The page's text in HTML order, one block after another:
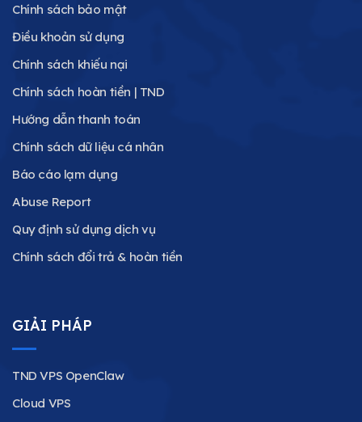
Chính sách bảo mật
Điều khoản sử dụng
Chính sách khiếu nại
Chính sách hoàn tiền | TND
Hướng dẫn thanh toán
Chính sách dữ liệu cá nhân
Báo cáo lạm dụng
Abuse Report
Quy định sử dụng dịch vụ
Chính sách đổi trả & hoàn tiền
GIẢI PHÁP
TND VPS OpenClaw
Cloud VPS